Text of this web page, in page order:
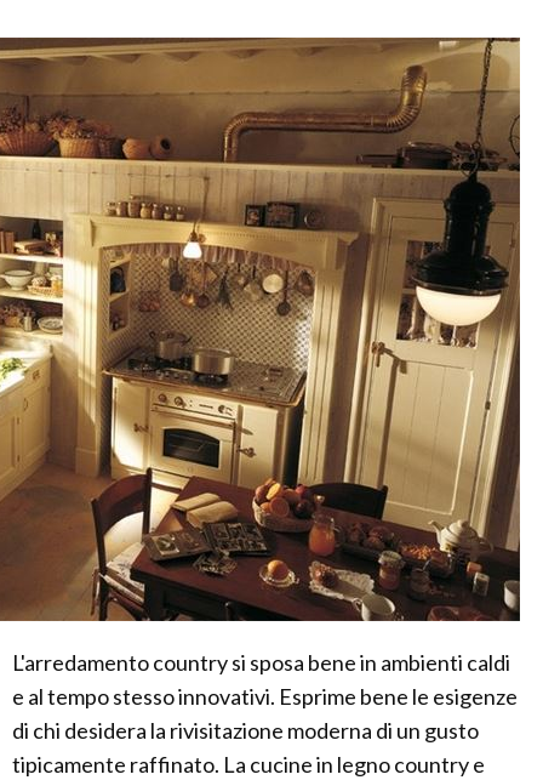
L'arredamento country si sposa bene in ambienti caldi
e al tempo stesso innovativi. Esprime bene le esigenze
di chi desidera la rivisitazione moderna di un gusto
tipicamente raffinato. La cucine in legno country e